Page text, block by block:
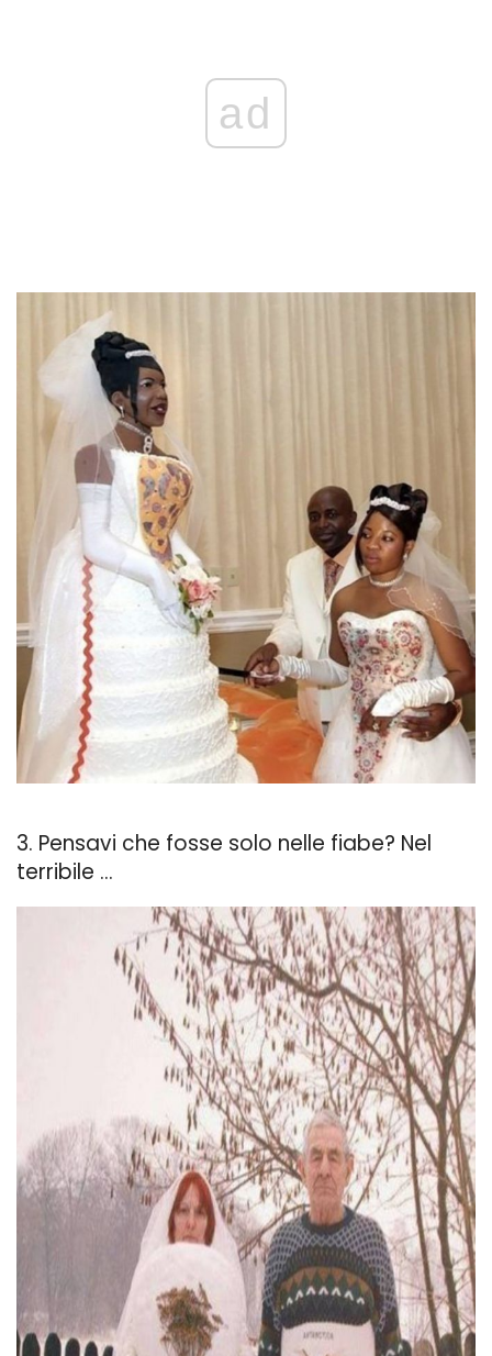
ad
3. Pensavi che fosse solo nelle fiabe? Nel
terribile ...